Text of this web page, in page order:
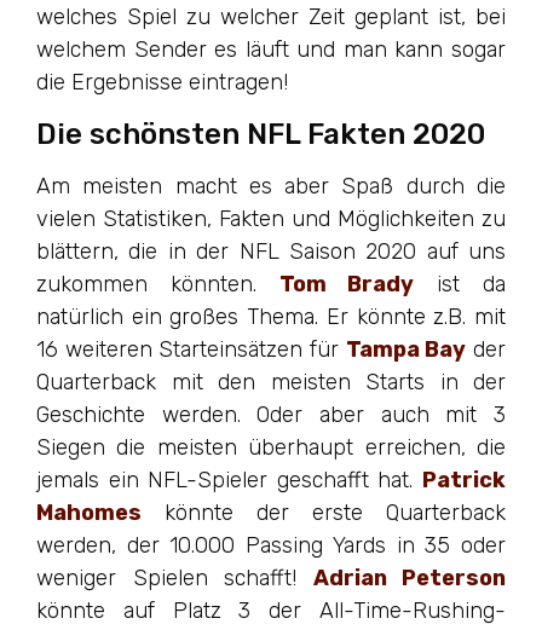
welches Spiel zu welcher Zeit geplant ist, bei
welchem Sender es läuft und man kann sogar
die Ergebnisse eintragen!
Die schönsten NFL Fakten 2020
Am meisten macht es aber Spaß durch die
vielen Statistiken, Fakten und Möglichkeiten zu
blättern, die in der NFL Saison 2020 auf uns
zukommen könnten. Tom Brady ist da
natürlich ein großes Thema. Er könnte z.B. mit
16 weiteren Starteinsätzen für Tampa Bay der
Quarterback mit den meisten Starts in der
Geschichte werden. Oder aber auch mit 3
Siegen die meisten überhaupt erreichen, die
jemals ein NFL-Spieler geschafft hat. Patrick
Mahomes könnte der erste Quarterback
werden, der 10.000 Passing Yards in 35 oder
weniger Spielen schafft! Adrian Peterson
könnte auf Platz 3 der All-Time-Rushing-